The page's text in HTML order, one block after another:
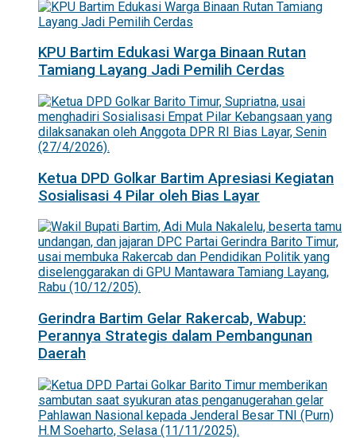
KPU Bartim Edukasi Warga Binaan Rutan
Tamiang Layang Jadi Pemilih Cerdas
Ketua DPD Golkar Bartim Apresiasi Kegiatan
Sosialisasi 4 Pilar oleh Bias Layar
Gerindra Bartim Gelar Rakercab, Wabup:
Perannya Strategis dalam Pembangunan
Daerah